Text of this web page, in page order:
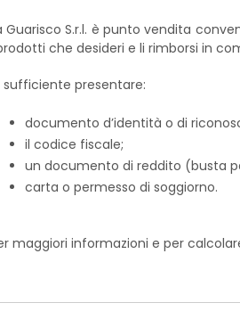
Guarisco S.r.l. è punto vendita
che desideri e li rimborsi in
sufficiente presentare:
documento d’identità o di
il codice fiscale;
un documento di reddito (busta
carta o permesso di soggiorno.
maggiori informazioni e per